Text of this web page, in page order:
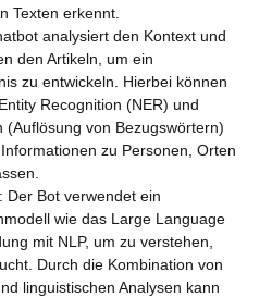
Texten erkennt.
analysiert den Kontext und
den Artikeln, um ein
zu entwickeln. Hierbei können
Recognition (NER) und
(Auflösung von Bezugswörtern)
zu Personen, Orten
Der Bot verwendet ein
wie das Large Language
mit NLP, um zu verstehen,
Durch die Kombination von
linguistischen Analysen kann